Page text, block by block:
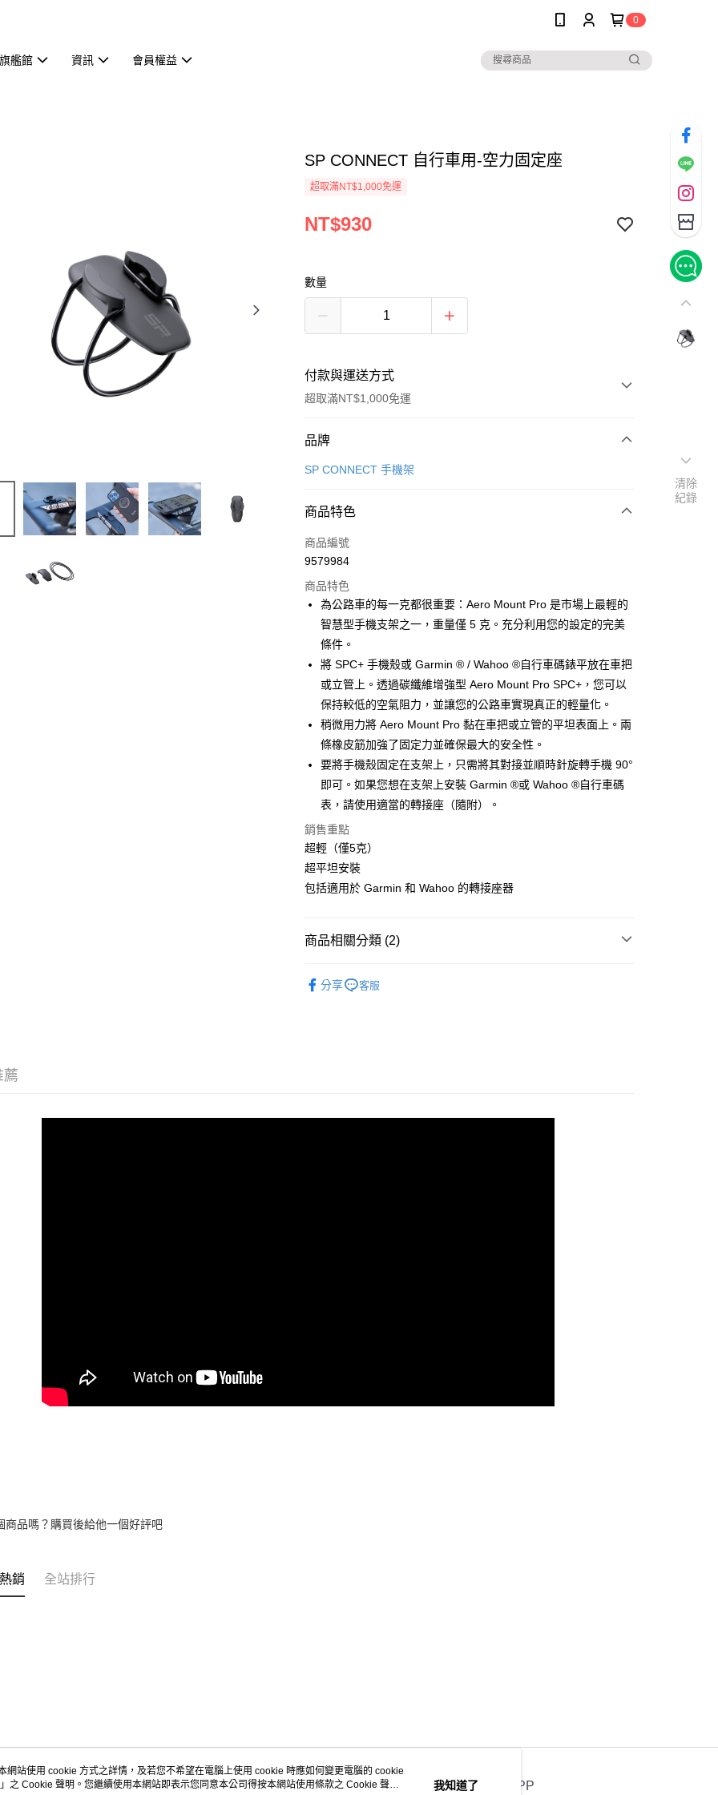
0
艦館 資訊 會員權益
SP CONNECT 自行車用-空力固定座
超取滿NT$1,000免運
NT$930
數量
付款與運送方式
超取滿NT$1,000免運
付款方式
信用卡一次付款
合作金庫商業銀行
華南商業銀行
上海商業儲蓄銀行
國泰世華商業銀行
兆豐國際商業銀行
臺灣中小企業銀行
台中商業銀行
聯邦商業銀行
元大商業銀行
永豐商業銀行
玉山商業銀行
星展（台灣）商業銀行
台新國際商業銀行
中國信託商業銀行
台灣樂天信用卡公司
6 期 0 利率 每期
華南商業銀行
上海商業儲蓄銀行
台北富邦商業銀行
國泰世華商業銀行
兆豐國際商業銀行
臺灣中小企業銀行
匯豐（台灣）商業銀行
華泰商業銀行
元大商業銀行
永豐商業銀行
玉山商業銀行
星展（台灣）商業銀行
台新國際商業銀行
中國信託商業銀行
台灣樂天信用卡公司
LINE Pay
Apple Pay
悠遊付
Google Pay
全盈+PAY
ATM付款
運送方式
7-11取貨(快速到店)
每筆NT$100，滿NT$1,000(含以上)免運費
每筆NT$100，滿NT$1,000(含以上)免運費
免運費
品牌
SP CONNECT 手機架
商品特色
商品編號
9579984
商品特色
為公路車的每一克都很重要：Aero Mount Pro 是市場上最輕的
智慧型手機支架之一，重量僅 5 克。充分利用您的設定的完美
條件。
將 SPC+ 手機殼或 Garmin ® / Wahoo ®自行車碼錶平放在車把
或立管上。透過碳纖維增強型 Aero Mount Pro SPC+，您可以
保持較低的空氣阻力，並讓您的公路車實現真正的輕量化。
稍微用力將 Aero Mount Pro 黏在車把或立管的平坦表面上。兩
條橡皮筋加強了固定力並確保最大的安全性。
要將手機殼固定在支架上，只需將其對接並順時針旋轉手機 90°
即可。如果您想在支架上安裝 Garmin ®或 Wahoo ®自行車碼
表，請使用適當的轉接座（隨附）。
銷售重點
超輕（僅5克）
超平坦安裝
包括適用於 Garmin 和 Wahoo 的轉接座器
商品相關分類 (2)
分享 客服
薦
商品嗎？購買後給他一個好評吧
銷 全站排行
關於我們 客服資訊 官方APP
清除
紀錄
網站使用 cookie 方式之詳情，及若您不希望在電腦上使用 cookie 時應如何變更電腦的 cookie
」之 Cookie 聲明。您繼續使用本網站即表示您同意本公司得按本網站使用條款之 Cookie 聲明
我知道了